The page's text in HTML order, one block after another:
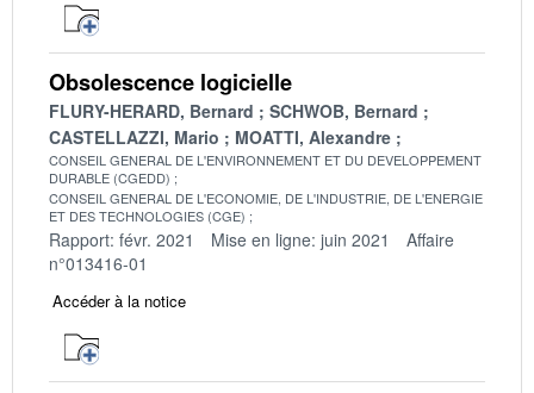
Obsolescence logicielle
FLURY-HERARD, Bernard
SCHWOB, Bernard
CASTELLAZZI, Mario
MOATTI, Alexandre
CONSEIL GENERAL DE L'ENVIRONNEMENT ET DU DEVELOPPEMENT
DURABLE (CGEDD)
CONSEIL GENERAL DE L'ECONOMIE, DE L'INDUSTRIE, DE L'ENERGIE
ET DES TECHNOLOGIES (CGE)
Rapport: févr. 2021 Mise en ligne: juin 2021
Affaire
n°013416-01
Accéder à la notice